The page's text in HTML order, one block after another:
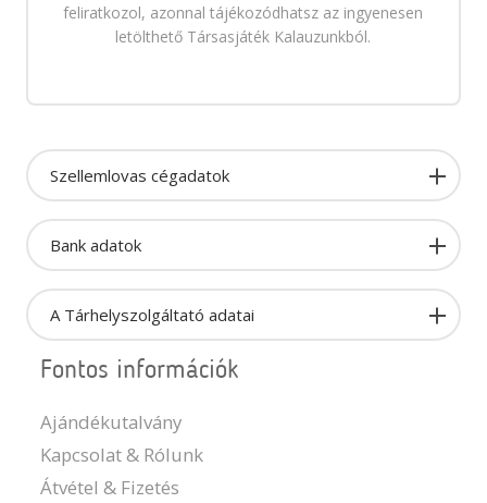
feliratkozol, azonnal tájékozódhatsz az ingyenesen
letölthető Társasjáték Kalauzunkból.
Szellemlovas cégadatok
Bank adatok
A Tárhelyszolgáltató adatai
Fontos információk
Ajándékutalvány
Kapcsolat & Rólunk
Átvétel & Fizetés